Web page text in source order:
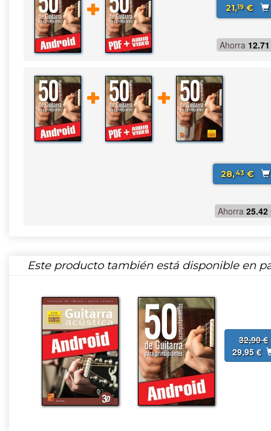
21,19€
Ahorra 12.71
28,43€
Ahorra 25.42
Este producto también está disponible en
32,90 €
29,95 €